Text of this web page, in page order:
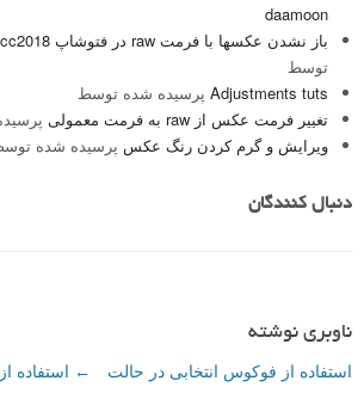
daamoon
باز نشدن عکسها با فرمت raw در فتوشاپ cc2018
توسط
Adjustments tuts پرسیده شده توسط
تغییر فرمت عکس از raw به فرمت معمولی
ویرایش و گرم کردن رنگ عکس پرسیده شده
دنبال کنندگان
ناوبری نوشته
← استفاده
استفاده از فوکوس انتخابی در حالت